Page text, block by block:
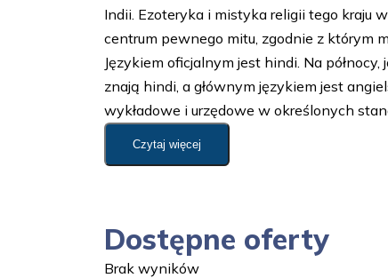
Indii. Ezoteryka i mistyka religii tego kraju
centrum pewnego mitu, zgodnie z którym
Językiem oficjalnym jest hindi. Na
znają hindi, a głównym językiem jest
wykładowe i urzędowe w określonych
Czytaj więcej
Dostępne oferty
Brak wyników